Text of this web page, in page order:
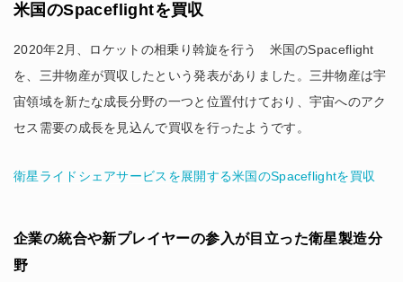
米国のSpaceflightを買収
2020年2月、ロケットの相乗り斡旋を行う 米国のSpaceflight
を、三井物産が買収したという発表がありました。三井物産は宇
宙領域を新たな成長分野の一つと位置付けており、宇宙へのアク
セス需要の成長を見込んで買収を行ったようです。
衛星ライドシェアサービスを展開する米国のSpaceflightを買収
企業の統合や新プレイヤーの参入が目立った衛星製造分
野